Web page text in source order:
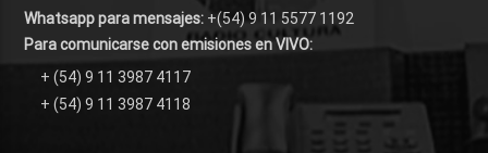
Whatsapp para mensajes: +(54) 9 11 5577 1192
Para comunicarse con emisiones en VIVO:
+ (54) 9 11 3987 4117
+ (54) 9 11 3987 4118